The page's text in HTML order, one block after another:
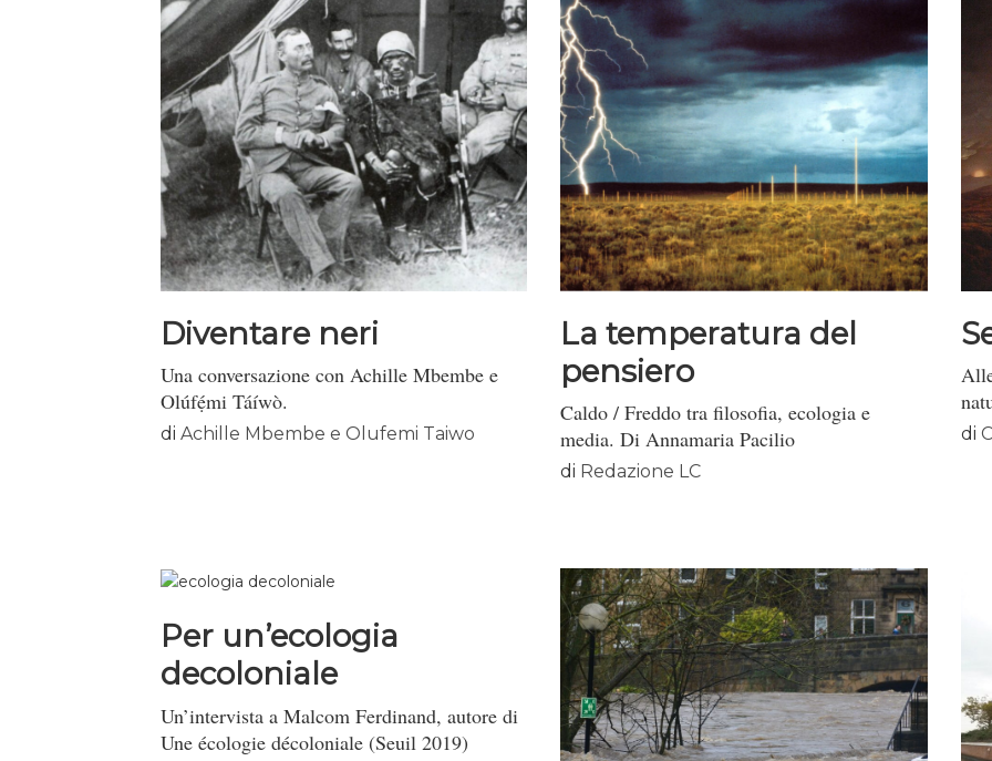
Diventare neri
Una conversazione con Achille Mbembe e
Olúfẹ́mi Táíwò.
di Achille Mbembe e Olufemi Taiwo
La temperatura del
pensiero
Caldo / Freddo tra filosofia, ecologia e
media. Di Annamaria Pacilio
di Redazione LC
di
Per un’ecologia
decoloniale
Un’intervista a Malcom Ferdinand, autore di
Une écologie décoloniale (Seuil 2019)